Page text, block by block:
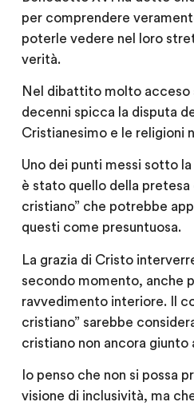
per comprendere
poterle vedere nel loro
verità.
Nel dibattito molto acceso
decenni spicca la disputa
Cristianesimo e le religioni
Uno dei punti messi sotto
è stato quello della pretesa
cristiano” che potrebbe
questi come presuntuosa.
La grazia di Cristo
secondo momento, anche
ravvedimento interiore. Il
cristiano” sarebbe
cristiano non ancora giunto
Io penso che non si possa
visione di inclusività, ma